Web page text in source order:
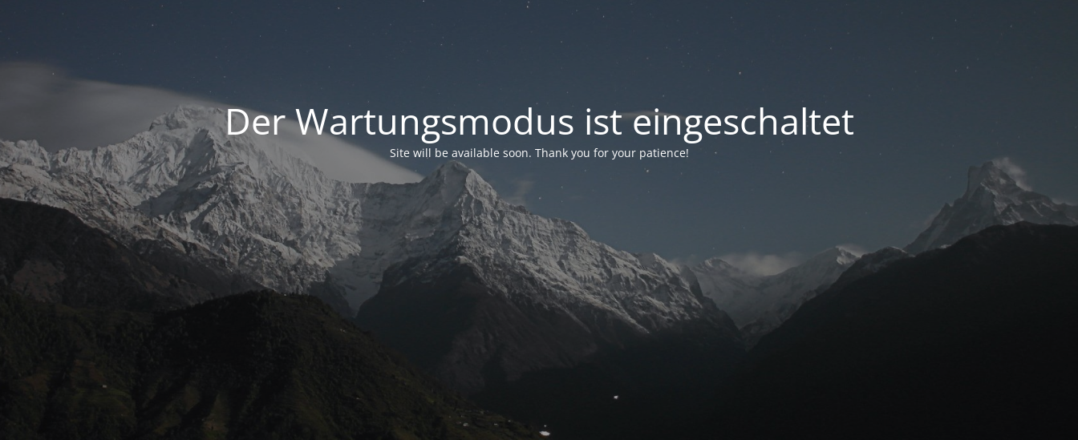
Der Wartungsmodus ist eingeschaltet
Site will be available soon. Thank you for your patience!